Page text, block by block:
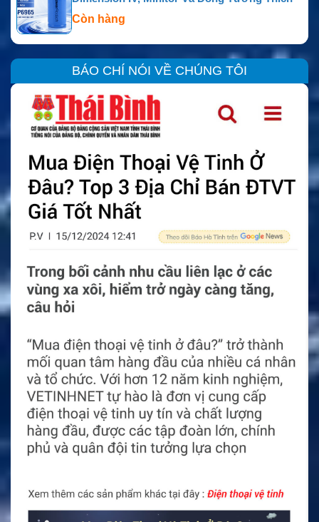
Còn hàng
BÁO CHÍ NÓI VỀ CHÚNG TÔI